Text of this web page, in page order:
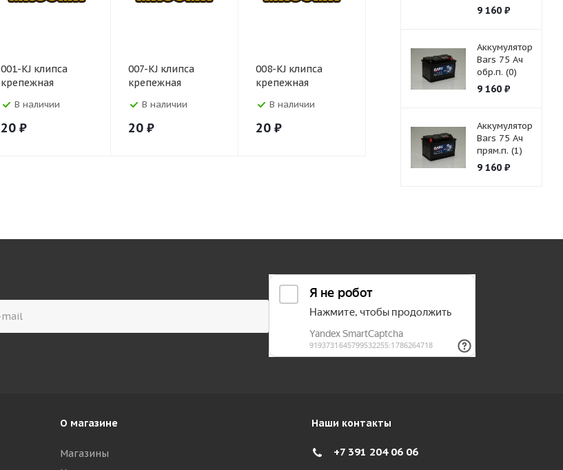
001-KJ клипса
крепежная
В наличии
20 ₽
007-KJ клипса
крепежная
В наличии
20 ₽
008-KJ клипса
крепежная
В наличии
20 ₽
010-KJ клипса
крепежная
018-KJ
20₽
9 160₽
Аккумулятор
Bars 75 Ач
обр.п. (0)
9 160₽
Аккумулятор
Bars 75 Ач
прям.п. (1)
9 160₽
О магазине
Магазины
Наши контакты
+7 391 204 06 06